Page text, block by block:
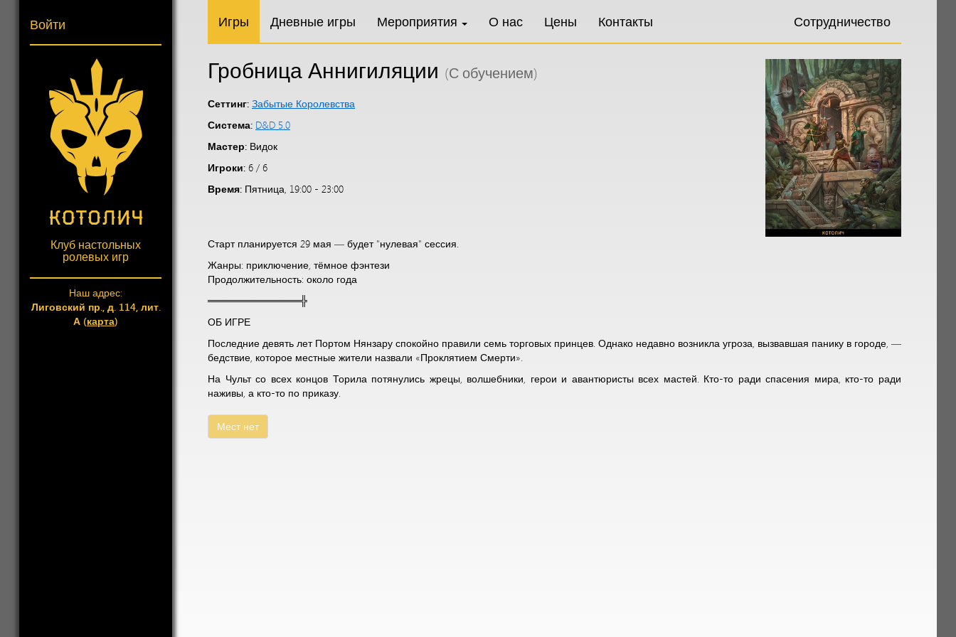
Войти
Клуб настольных
ролевых игр
Наш адрес:
Лиговский пр., д. 114, лит.
А (карта)
Игры Дневные игры Мероприятия О нас Цены Контакты Сотрудничество
Гробница Аннигиляции (С обучением)
Сеттинг: Забытые Королевства
Система: D&D 5.0
Мастер: Видок
Игроки: 6 / 6
Время: Пятница, 19:00 - 23:00
Старт планируется 29 мая — будет "нулевая" сессия.
Жанры: приключение, тёмное фэнтези
Продолжительность: около года
═════════════╬
ОБ ИГРЕ
Последние девять лет Портом Нянзару спокойно правили семь торговых принцев. Однако недавно возникла угроза, вызвавшая панику в городе, —
бедствие, которое местные жители назвали «Проклятием Смерти».
На Чульт со всех концов Торила потянулись жрецы, волшебники, герои и авантюристы всех мастей. Кто-то ради спасения мира, кто-то ради
наживы, а кто-то по приказу.
Мест нет